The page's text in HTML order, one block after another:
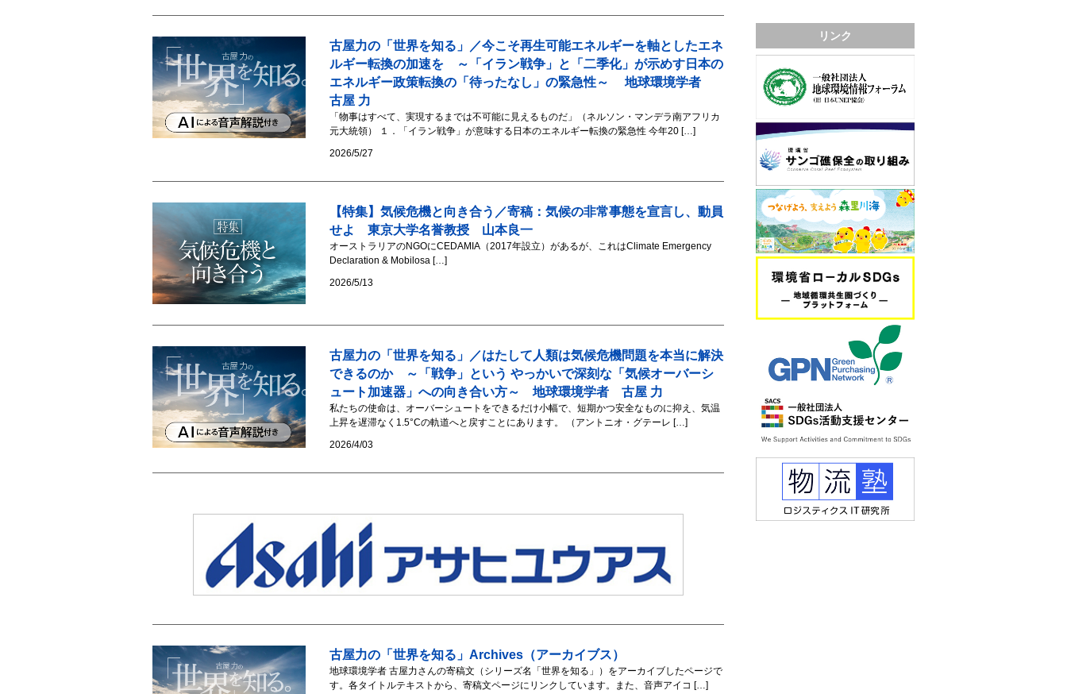
古屋力の「世界を知る」／今こそ再生可能エネルギーを軸としたエネ
ルギー転換の加速を ～「イラン戦争」と「二季化」が示めす日本の
エネルギー政策転換の「待ったなし」の緊急性～ 地球環境学者
古屋 力
「物事はすべて、実現するまでは不可能に見えるものだ」（ネルソン・マンデラ南アフリカ
元大統領） １．「イラン戦争」が意味する日本のエネルギー転換の緊急性 今年20 […]
2026/5/27
【特集】気候危機と向き合う／寄稿：気候の非常事態を宣言し、動員
せよ 東京大学名誉教授 山本良一
オーストラリアのNGOにCEDAMIA（2017年設立）があるが、これはClimate Emergency
Declaration & Mobilosa […]
2026/5/13
古屋力の「世界を知る」／はたして人類は気候危機問題を本当に解決
できるのか ～「戦争」という やっかいで深刻な「気候オーバーシ
ュート加速器」への向き合い方～ 地球環境学者 古屋 力
私たちの使命は、オーバーシュートをできるだけ小幅で、短期かつ安全なものに抑え、気温
上昇を遅滞なく1.5°Cの軌道へと戻すことにあります。 （アントニオ・グテーレ […]
2026/4/03
古屋力の「世界を知る」Archives（アーカイブス）
地球環境学者 古屋力さんの寄稿文（シリーズ名「世界を知る」）をアーカイブしたページで
す。各タイトルテキストから、寄稿文ページにリンクしています。また、音声アイコ […]
リンク